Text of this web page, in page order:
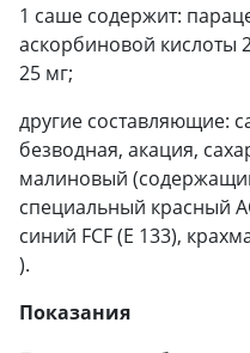
1 саше содержит:
аскорбиновой кислоты
25 мг;
другие составляющие:
безводная, акация,
малиновый
специальный красный
синий FCF (E 133),
).
Показания